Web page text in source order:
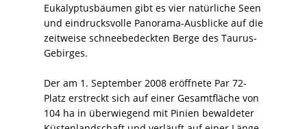
Eukalyptusbäumen gibt es vier natürliche Seen
und eindrucksvolle Panorama-Ausblicke auf die
zeitweise schneebedeckten Berge des Taurus-
Gebirges.
Der am 1. September 2008 eröffnete Par 72-
Platz erstreckt sich auf einer Gesamtfläche von
104 ha in überwiegend mit Pinien bewaldeter